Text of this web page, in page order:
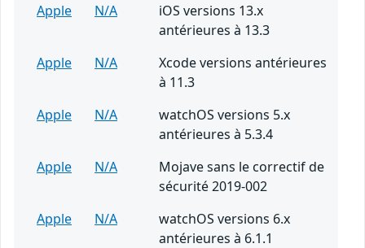
Apple N/A
iOS versions 13.x
antérieures à 13.3
Apple
N/A
Xcode versions antérieures
à 11.3
Apple
N/A
watchOS versions 5.x
antérieures à 5.3.4
Apple
N/A
Mojave sans le correctif de
sécurité 2019-002
Apple
N/A
watchOS versions 6.x
antérieures à 6.1.1